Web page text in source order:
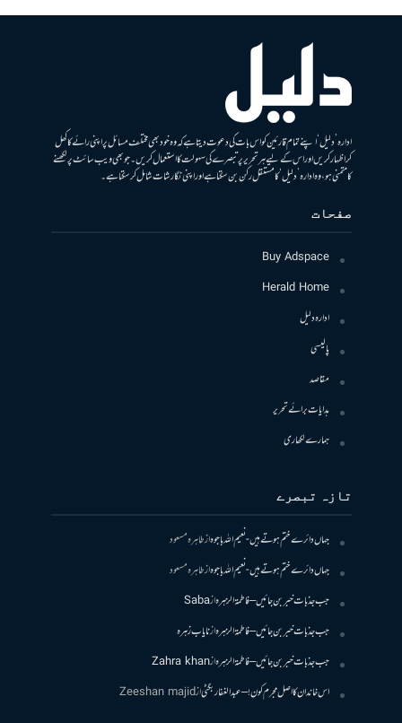
ادارہ ’دلیل‘ اپنے تمام قارئین کو اس بات کی دعوت دیتا ہے کہ وہ خود بھی مختلف مسائل پر اپنی رائے کا کھل
کر اظہار کریں اور اس کے لیے ہر تحریر پر تبصرے کی سہولت کا استعمال کریں۔ جو بھی ویب سائٹ پر لکھنے
کا متمنی ہو، وہ ادارہ ’دلیل‘ کا مستقل رکن بن سکتا ہے اور اپنی نگارشات شامل کرسکتا ہے۔
صفحات
Buy Adspace
Herald Home
ادارہ دلیل
پالیسی
مقاصد
ہدایات برائے تحریر
ہمارے لکھاری
تازہ تبصرے
جہاں دائرے ختم ہوتے ہیں- نعیم اللہ باجوہازطاہرہ مسعود
جہاں دائرے ختم ہوتے ہیں- نعیم اللہ باجوہازطاہرہ مسعود
جب جذبات خبر بن جائیں – فاطمۃالزہرہازSaba
جب جذبات خبر بن جائیں – فاطمۃالزہرہازنایاب زہرہ
جب جذبات خبر بن جائیں – فاطمۃالزہرہازZahra khan
اس خاندان کا اصل مجرم کون! – عبدالغفار بگٹیازZeeshan majid